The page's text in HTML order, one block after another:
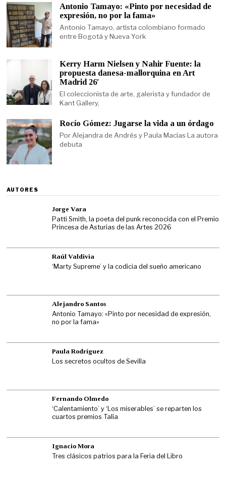
Antonio Tamayo: «Pinto por necesidad de
expresión, no por la fama»
Antonio Tamayo, artista colombiano formado
entre Bogotá y Nueva York
Kerry Harm Nielsen y Nahir Fuente: la
propuesta danesa-mallorquina en Art
Madrid 26′
El coleccionista de arte, galerista y fundador de
Kant Gallery,
Rocío Gómez: Jugarse la vida a un órdago
Por Alejandra de Andrés y Paula Macías La autora
debuta
AUTORES
Jorge Vara
Patti Smith, la poeta del punk reconocida con el Premio
Princesa de Asturias de las Artes 2026
Raúl Valdivia
‘Marty Supreme’ y la codicia del sueño americano
Alejandro Santos
Antonio Tamayo: «Pinto por necesidad de expresión,
no por la fama»
Paula Rodríguez
Los secretos ocultos de Sevilla
Fernando Olmedo
‘Calentamiento’ y ‘Los miserables’ se reparten los
cuartos premios Talía
Ignacio Mora
Tres clásicos patrios para la Feria del Libro